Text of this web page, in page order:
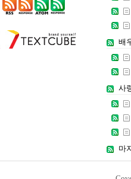
배
사
마